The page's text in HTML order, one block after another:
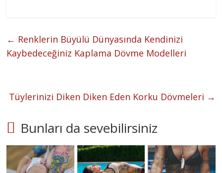
← Renklerin Büyülü Dünyasında Kendinizi
Kaybedeceğiniz Kaplama Dövme Modelleri
Tüylerinizi Diken Diken Eden Korku Dövmeleri →
Bunları da sevebilirsiniz